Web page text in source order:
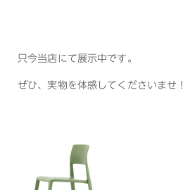
只今当店にて展示中です。
ぜひ、実物を体感してくださいませ！